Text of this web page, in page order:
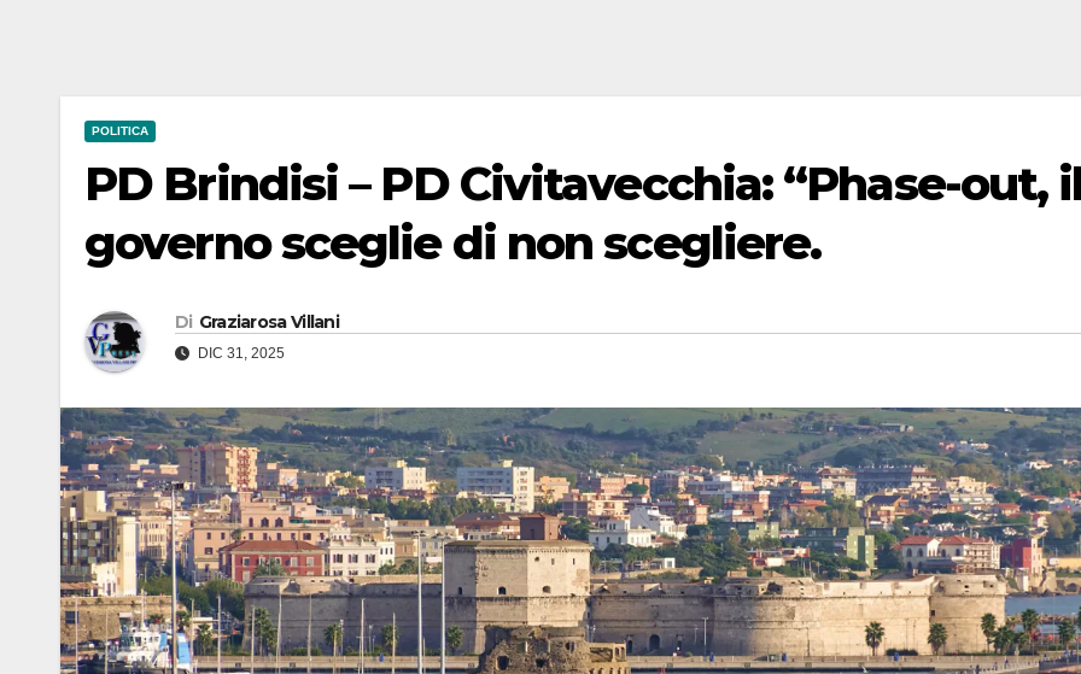
POLITICA
PD Brindisi – PD Civitavecchia: “Phase-out,
governo sceglie di non scegliere.
Di Graziarosa Villani
DIC 31, 2025